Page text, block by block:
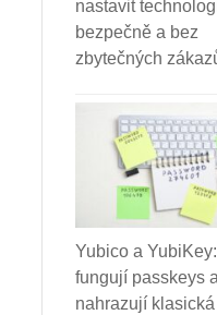
nastavit
bezpečně a bez
zbytečných
Yubico a
fungují passkeys
nahrazují